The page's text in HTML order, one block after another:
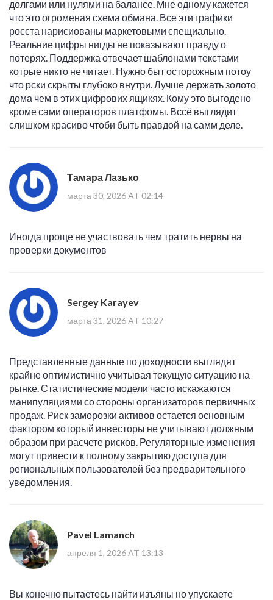
долгами или нулями на балансе. Мне одному кажется
что это огроменая схема обмана. Все эти графики
росста нарисиованы маркетовыми спещиально.
Реальние цифры нигды не показывают правду о
потерях. Поддержка отвечает шаблонами текстами
котрые никто не читает. Нужно быт осторожным потоу
что рски скрыты глубоко внутри. Лучше держать золото
дома чем в этих цифрових ящикях. Кому это выгодено
кроме сами операторов платфомы. Вссё выглядит
слишком красиво чтоби быть правдой на самм деле.
Тамара Лазько
марта 30, 2026 AT 02:14
Иногда проще не участвовать чем тратить нервы на
проверки документов
Sergey Karayev
марта 31, 2026 AT 10:27
Представленные данные по доходности выглядят
крайне оптимистично учитывая текущую ситуацию на
рынке. Статистические модели часто искажаются
манипуляциями со стороны организаторов первичных
продаж. Риск заморозки активов остается основным
фактором который инвесторы не учитывают должным
образом при расчете рисков. Регуляторные изменения
могут привести к полному закрытию доступа для
региональных пользователей без предварительного
уведомления.
Pavel Lamanch
апреля 1, 2026 AT 13:13
Вы конечно пытаетесь найти изъяны но упускаете